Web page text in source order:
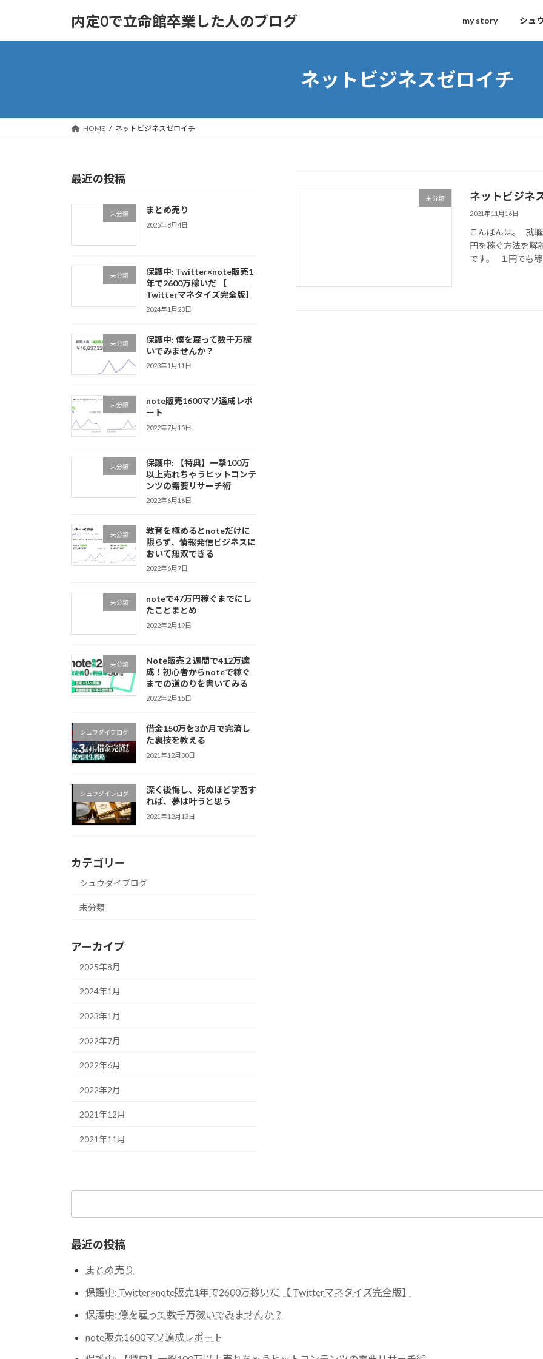
内定0で立命館卒業した人のブログ my story シュ
ネットビジネスゼロイチ
HOME ネットビジネスゼロイチ
未分類 ネットビジネ
2021年11月16日
こんばんは。 就
円を稼ぐ方法を解
です。 １円でも
最近の投稿
未分類 まとめ売り
2025年8月4日
未分類
保護中: Twitter×note販売1
年で2600万稼いだ 【
Twitterマネタイズ完全版】
2024年1月23日
未分類
保護中: 僕を雇って数千万稼
いでみませんか？
2023年1月11日
未分類
note販売1600マソ達成レポ
ート
2022年7月15日
未分類
保護中: 【特典】一撃100万
以上売れちゃうヒットコンテ
ンツの需要リサーチ術
2022年6月16日
未分類
教育を極めるとnoteだけに
限らず、情報発信ビジネスに
おいて無双できる
2022年6月7日
未分類
noteで47万円稼ぐまでにし
たことまとめ
2022年2月19日
未分類
Note販売２週間で412万達
成！初心者からnoteで稼ぐ
までの道のりを書いてみる
2022年2月15日
シュウダイブログ
借金150万を3か月で完済し
た裏技を教える
2021年12月30日
シュウダイブログ
深く後悔し、死ぬほど学習す
れば、夢は叶うと思う
2021年12月13日
カテゴリー
シュウダイブログ
未分類
アーカイブ
2025年8月
2024年1月
2023年1月
2022年7月
2022年6月
2022年2月
2021年12月
2021年11月
最近の投稿
まとめ売り
保護中: Twitter×note販売1年で2600万稼いだ 【 Twitterマネタイズ完全版】
保護中: 僕を雇って数千万稼いでみませんか？
note販売1600マソ達成レポート